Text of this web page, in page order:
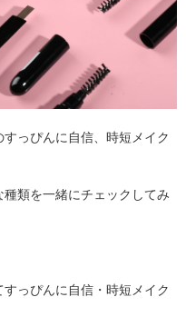
っぴんに自信、時短メイク
類を一緒にチェックしてみ
っぴんに自信・時短メイク